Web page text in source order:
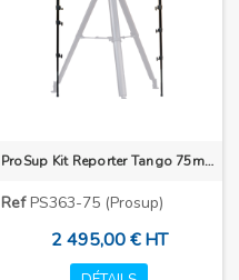
ProSup Kit Reporter Tango 75mm
RefPS363-75 (Prosup)
2 495,00 € HT